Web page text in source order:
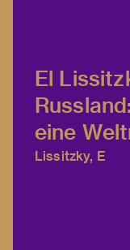
El
eine
Lissitzky, E